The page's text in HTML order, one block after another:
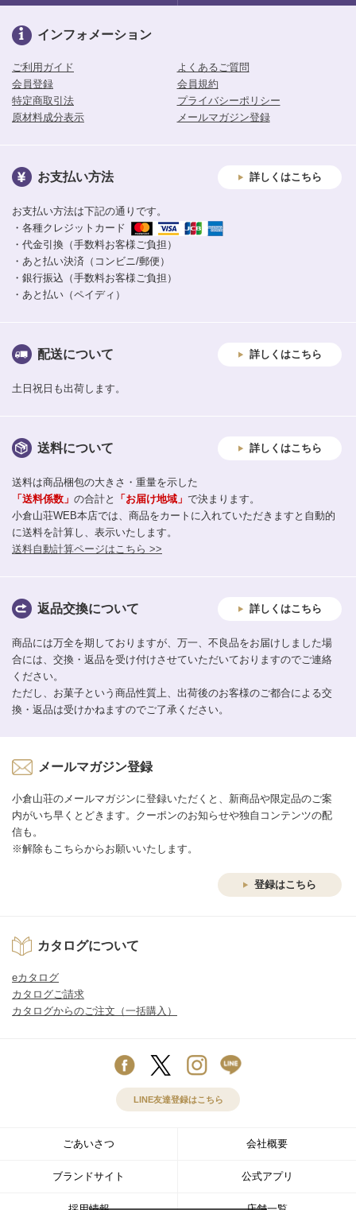
インフォメーション
ご利用ガイド
よくあるご質問
会員登録
会員規約
特定商取引法
プライバシーポリシー
原材料成分表示
メールマガジン登録
お支払い方法 詳しくはこちら
お支払い方法は下記の通りです。
・各種クレジットカード
・代金引換（手数料お客様ご負担）
・あと払い決済（コンビニ/郵便）
・銀行振込（手数料お客様ご負担）
・あと払い（ペイディ）
配送について 詳しくはこちら
土日祝日も出荷します。
送料について 詳しくはこちら
送料は商品梱包の大きさ・重量を示した
「送料係数」 の合計と 「お届け地域」 で決まります。
小倉山荘WEB本店では、商品をカートに入れていただきますと自動的
に送料を計算し、表示いたします。
送料自動計算ページはこちら >>
返品交換について 詳しくはこちら
商品には万全を期しておりますが、万一、不良品をお届けしました場
合には、交換・返品を受け付けさせていただいておりますのでご連絡
ください。
ただし、お菓子という商品性質上、出荷後のお客様のご都合による交
換・返品は受けかねますのでご了承ください。
メールマガジン登録
小倉山荘のメールマガジンに登録いただくと、新商品や限定品のご案
内がいち早くとどきます。クーポンのお知らせや独自コンテンツの配
信も。
※解除もこちらからお願いいたします。
登録はこちら
カタログについて
eカタログ
カタログご請求
カタログからのご注文（一括購入）
LINE友達登録はこちら
ごあいさつ 会社概要
ブランドサイト 公式アプリ